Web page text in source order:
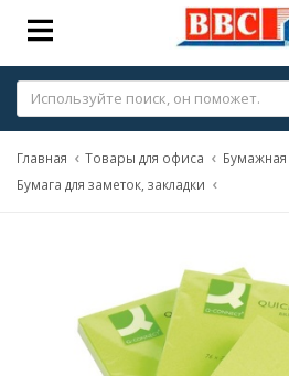
Главная Товары для офиса
Бумажная
Бумага для заметок, закладки